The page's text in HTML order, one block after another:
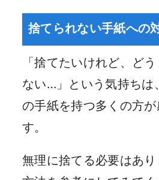
捨てられない手紙への
「捨てたいけれど、ど
ない…」という気持ちは
の手紙を持つ多くの方
す。
無理に捨てる必要はあ